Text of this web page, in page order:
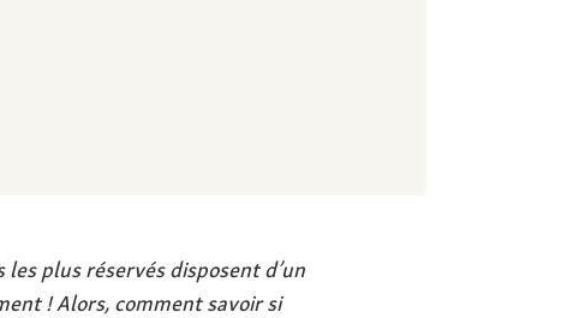
plus réservés disposent d’un
! Alors, comment savoir si